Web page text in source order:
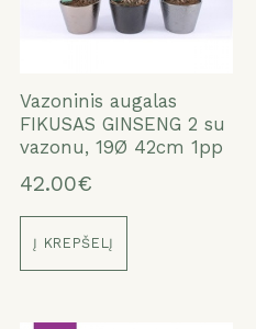
Vazoninis augalas
FIKUSAS GINSENG 2 su
vazonu, 19Ø 42cm 1pp
42.00€
Į KREPŠELĮ